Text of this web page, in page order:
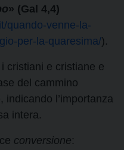
» (Gal 4,4)
quando-venne-la-
per-la-quaresima/).
cristiani e cristiane e
del cammino
indicando l’importanza
intera.
conversione: